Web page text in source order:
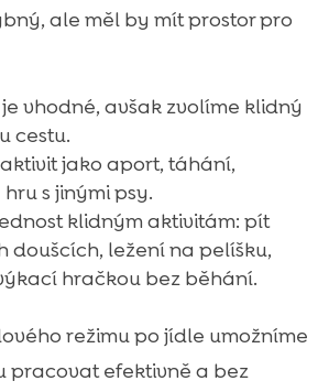
ale měl by mít prostor pro
vhodné, avšak zvolíme klidný
cestu.
jako aport, táhání,
s jinými psy.
klidným aktivitám: pít
doušcích, ležení na pelíšku,
hračkou bez běhání.
režimu po jídle umožníme
pracovat efektivně a bez